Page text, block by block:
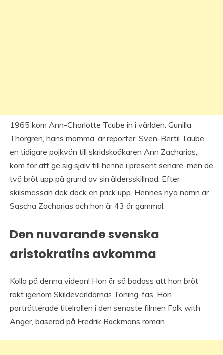
1965 kom Ann-Charlotte Taube in i världen. Gunilla
Thorgren, hans mamma, är reporter. Sven-Bertil Taube,
en tidigare pojkvän till skridskoåkaren Ann Zacharias,
kom för att ge sig själv till henne i present senare, men de
två bröt upp på grund av sin åldersskillnad. Efter
skilsmässan dök dock en prick upp. Hennes nya namn är
Sascha Zacharias och hon är 43 år gammal.
Den nuvarande svenska
aristokratins avkomma
Kolla på denna videon! Hon är så badass att hon bröt
rakt igenom Skildevärldarnas Toning-fas. Hon
porträtterade titelrollen i den senaste filmen Folk with
Anger, baserad på Fredrik Backmans roman.